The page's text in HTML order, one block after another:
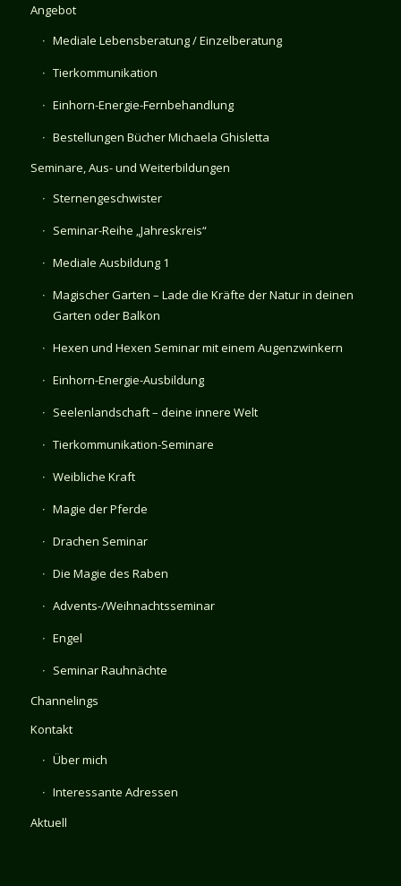
Angebot
Mediale Lebensberatung / Einzelberatung
Tierkommunikation
Einhorn-Energie-Fernbehandlung
Bestellungen Bücher Michaela Ghisletta
Seminare, Aus- und Weiterbildungen
Sternengeschwister
Seminar-Reihe „Jahreskreis“
Mediale Ausbildung 1
Magischer Garten – Lade die Kräfte der Natur in deinen
Garten oder Balkon
Hexen und Hexen Seminar mit einem Augenzwinkern
Einhorn-Energie-Ausbildung
Seelenlandschaft – deine innere Welt
Tierkommunikation-Seminare
Weibliche Kraft
Magie der Pferde
Drachen Seminar
Die Magie des Raben
Advents-/Weihnachtsseminar
Engel
Seminar Rauhnächte
Channelings
Kontakt
Über mich
Interessante Adressen
Aktuell